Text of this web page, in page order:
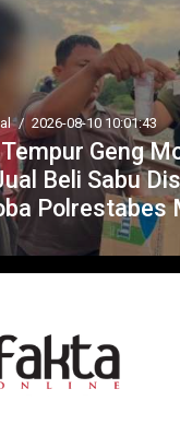
/ 2026-08-10 10:01:43
Geng
Beli Sabu
Polrestabes